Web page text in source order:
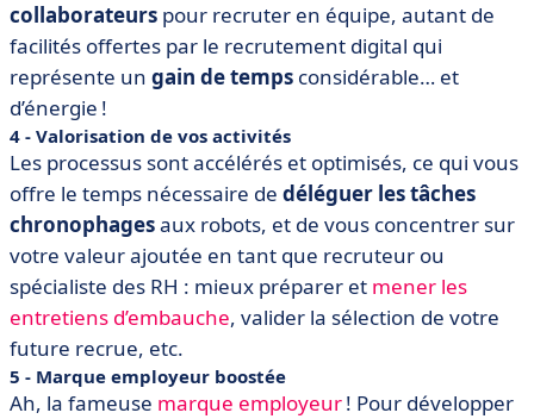
collaborateurs pour recruter en équipe, autant de
facilités offertes par le recrutement digital qui
représente un gain de temps considérable… et
d’énergie !
4 - Valorisation de vos activités
Les processus sont accélérés et optimisés, ce qui vous
offre le temps nécessaire de déléguer les tâches
chronophagesaux robots, et de vous concentrer sur
votre valeur ajoutée en tant que recruteur ou
spécialiste des RH : mieux préparer et mener les
entretiens d’embauche, valider la sélection de votre
future recrue, etc.
5 - Marque employeur boostée
Ah, la fameuse marque employeur! Pour développer